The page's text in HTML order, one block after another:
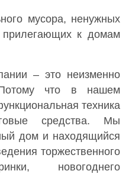
мусора, ненужных
прилегающих к домам
– это неизменно
Потому что в нашем
техника
средства. Мы
дом и находящийся
торжественного
новогоднего